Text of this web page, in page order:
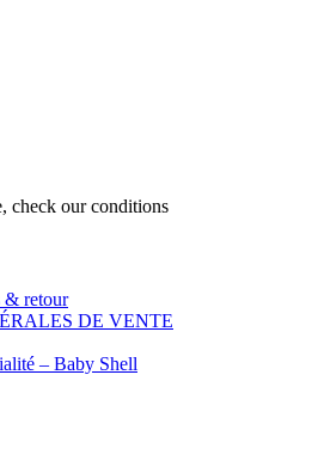
check our conditions
& retour
DE VENTE
– Baby Shell